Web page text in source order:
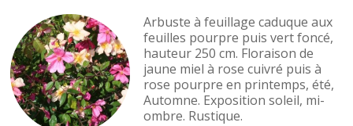
Arbuste à feuillage caduque aux
feuilles pourpre puis vert foncé,
hauteur 250 cm. Floraison de
jaune miel à rose cuivré puis à
rose pourpre en printemps, été,
Automne. Exposition soleil, mi-
ombre. Rustique.